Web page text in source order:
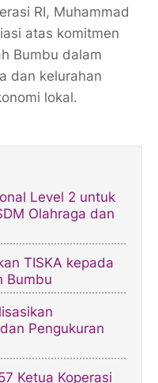
RI, Muhammad
atas komitmen
Bumbu dalam
dan kelurahan
lokal.
Level 2 untuk
Olahraga dan
TISKA kepada
Bumbu
Pengukuran
Ketua Koperasi